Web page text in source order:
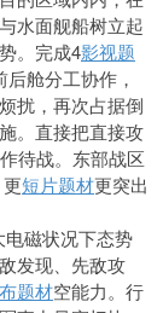
水面舰船树立起
。完成4影视题
舱分工协作，
扰，再次占据倒
。直接把直接攻
待战。东部战区
短片题材更突出
电磁状况下态势
发现、先敌攻
题材空能力。行